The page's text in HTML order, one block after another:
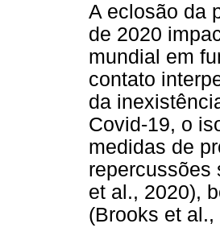
A eclosão da
de 2020
mundial em
contato
da
Covid-19, o
medidas de
repercussões
et al., 2020),
(Brooks et